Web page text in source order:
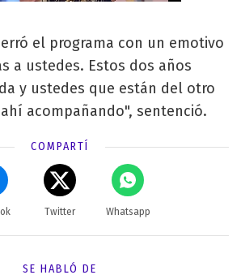
el programa con un emotivo
a ustedes. Estos dos años
y ustedes que están del otro
acompañando", sentenció.
COMPARTÍ
Twitter Whatsapp
SE HABLÓ DE